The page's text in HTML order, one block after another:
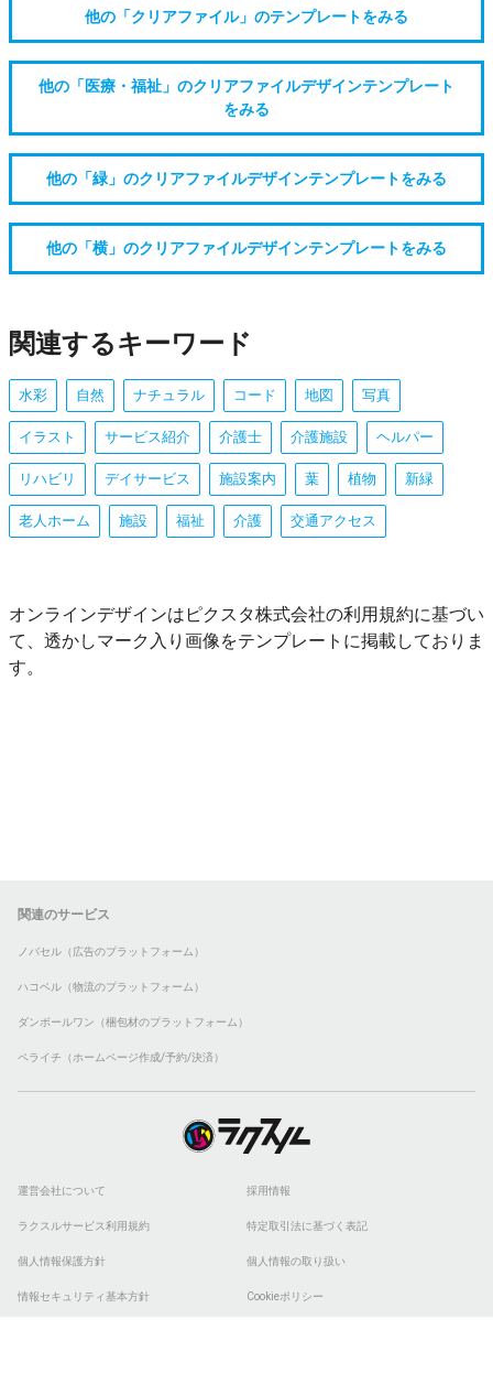
他の「クリアファイル」のテンプレートをみる
他の「医療・福祉」のクリアファイルデザインテンプレート
をみる
他の「緑」のクリアファイルデザインテンプレートをみる
他の「横」のクリアファイルデザインテンプレートをみる
関連するキーワード
水彩 自然 ナチュラル コード 地図 写真
イラスト サービス紹介 介護士 介護施設 ヘルパー
リハビリ デイサービス 施設案内 葉 植物 新緑
老人ホーム 施設 福祉 介護 交通アクセス
オンラインデザインはピクスタ株式会社の利用規約に基づい
て、透かしマーク入り画像をテンプレートに掲載しておりま
す。
関連のサービス
ノバセル（広告のプラットフォーム）
ハコベル（物流のプラットフォーム）
ダンボールワン（梱包材のプラットフォーム）
ペライチ（ホームページ作成/予約/決済）
運営会社について 採用情報
ラクスルサービス利用規約 特定取引法に基づく表記
個人情報保護方針 個人情報の取り扱い
情報セキュリティ基本方針 Cookieポリシー